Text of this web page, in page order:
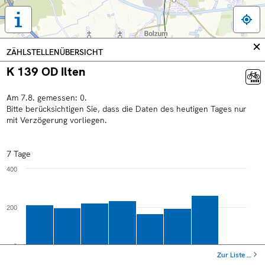
Tastaturbedienung,
Legende
und
weitere
Informationen
anzeigen
ZÄHLSTELLENÜBERSICHT
K 139 OD Ilten
Am 7.8. gemessen: 0.
Bitte berücksichtigen Sie, dass die Daten des heutigen Tages nur
mit Verzögerung vorliegen.
7 Tage
Fr
0
200
400
Zur Liste …